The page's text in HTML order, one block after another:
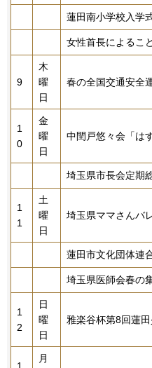
蓮田南小学校入学
女性首長によるこ
9
木
曜
日
春の全国交通安全
1
0
金
曜
日
中閏戸悠々会「は
埼玉県市長会定期
1
1
土
曜
日
埼玉県ママさんバ
蓮田市文化団体連
埼玉県医師会春の
1
2
日
曜
日
雅楽谷杯第8回蓮
月